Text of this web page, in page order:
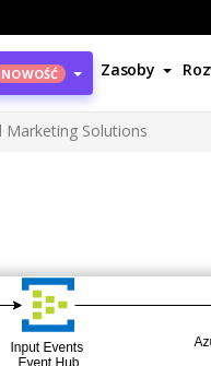
NOWOŚĆ Zasoby
Marketing Solutions